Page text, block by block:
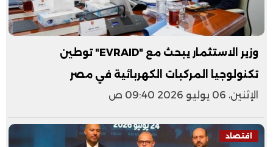
وزير الاستثمار يبحث مع "EVRAID" توطين
تكنولوجيا المركبات الكهربائية في مصر
الإثنين، 06 يوليو 2026 09:40 ص
اقتصاد